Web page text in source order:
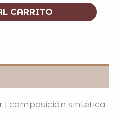
CARRITO
composición sintética